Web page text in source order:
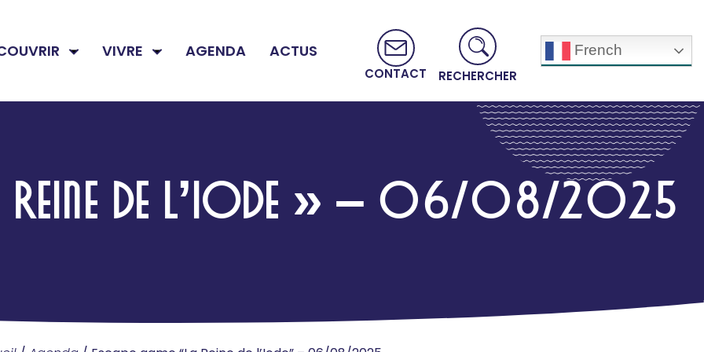
VIVRE AGENDA ACTUS
CONTACT RECHERCHER
French
REINE DE L’IODE » – 06/08/2025